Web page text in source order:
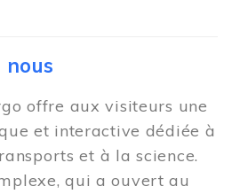
offre aux visiteurs une
et interactive dédiée à
et à la science.
qui a ouvert au